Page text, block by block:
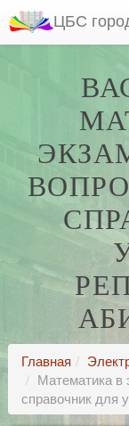
ЦБС
Главная
Математика в
справочник для